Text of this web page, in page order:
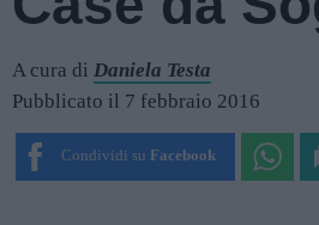
A cura di Daniela Testa
Pubblicato il 7 febbraio 2016
Condividi su Facebook